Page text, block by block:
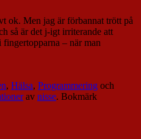
ok. Men jag är förbannat trött på
så är det j-igt irriterande att
fingertopparna – när man
, Hälsa, Programmering och
av nisse. Bokmärk